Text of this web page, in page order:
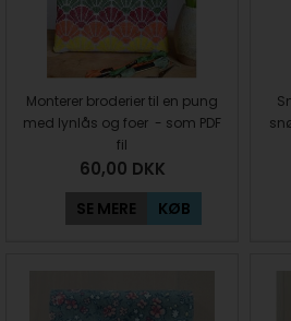
Monterer broderier til en pung
med lynlås og foer - som PDF
fil
60,00 DKK
SE MERE KØB